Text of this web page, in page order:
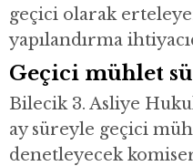
geçici olarak
yapılandırma
Geçici mühlet
Bilecik 3. Asliye
ay süreyle geçici
denetleyecek